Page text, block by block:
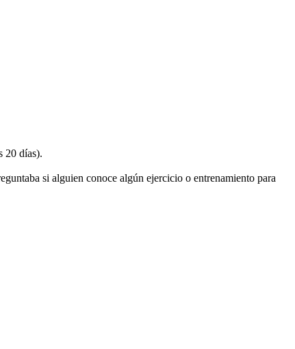
20 días).
si alguien conoce algún ejercicio o entrenamiento para